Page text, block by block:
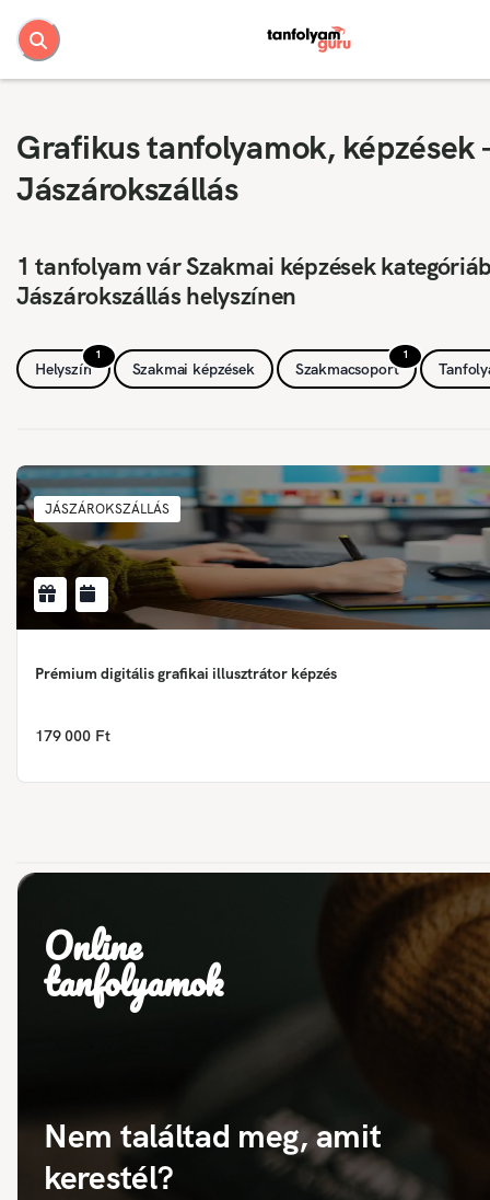
Grafikus tanfolyamok, képzések
Jászárokszállás
1 tanfolyam vár Szakmai képzések
Jászárokszállás helyszínen
1
Helyszín Szakmai képzések
1
Szakmacsoport
JÁSZÁROKSZÁLLÁS
Prémium digitális grafikai illusztrátor képzés
179 000 Ft
Online
tanfolyamok
Nem találtad meg, amit
kerestél?